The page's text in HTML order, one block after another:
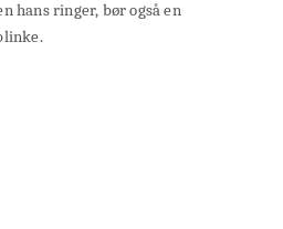
hans ringer, bør også en